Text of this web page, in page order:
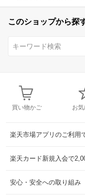
このショップから探
買い物かご お気
楽天市場アプリのご利用
楽天カード新規入会で
安心・安全への取り組み